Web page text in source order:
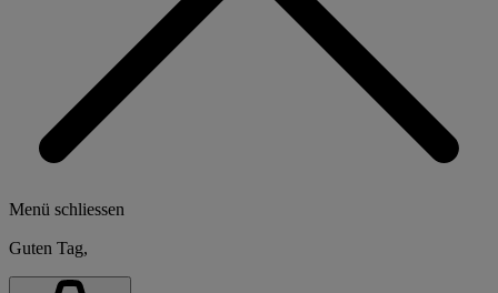
Menü schliessen
Guten Tag,